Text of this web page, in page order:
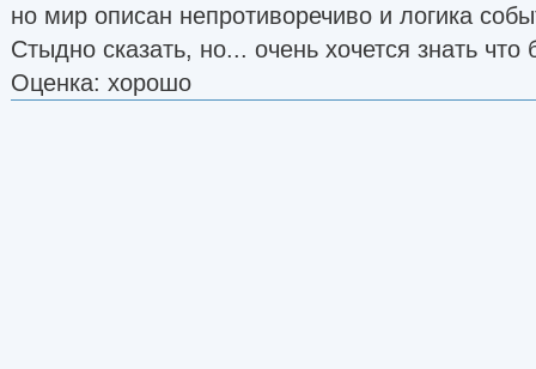
но мир описан непротиворечиво и логика
Стыдно сказать, но... очень хочется знать
Оценка: хорошо